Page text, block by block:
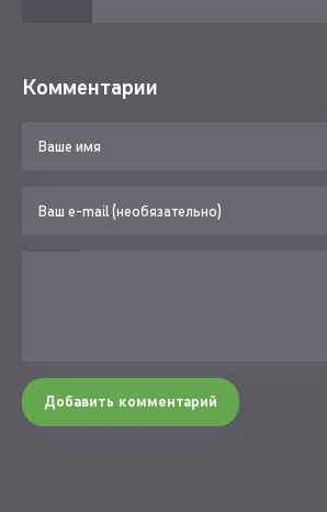
Комментарии
Добавить комментарий